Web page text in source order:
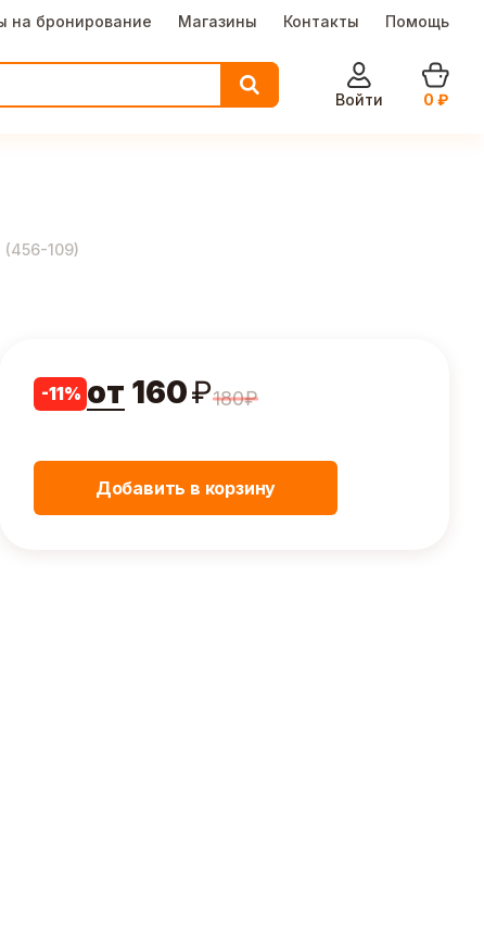
на бронирование Магазины Контакты Помощь
Войти
0 ₽
(456-109)
-11% от 160₽180₽
Добавить в корзину